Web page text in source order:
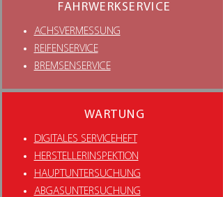
FAHRWERKSERVICE
ACHSVERMESSUNG
REIFENSERVICE
BREMSENSERVICE
WARTUNG
DIGITALES SERVICEHEFT
HERSTELLERINSPEKTION
HAUPTUNTERSUCHUNG
ABGASUNTERSUCHUNG